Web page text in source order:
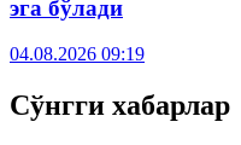
эга бўлади
04.08.2026 09:19
Сўнгги хабарлар